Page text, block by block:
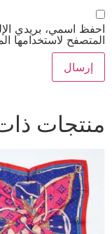
احفظ اسمي، بريدي
المتصفح لاستخدامها
منتجات